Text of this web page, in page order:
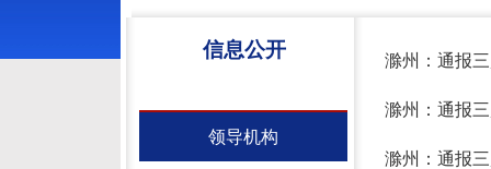
信息公开
领导机构
滁州：通报
滁州：通报
滁州：通报